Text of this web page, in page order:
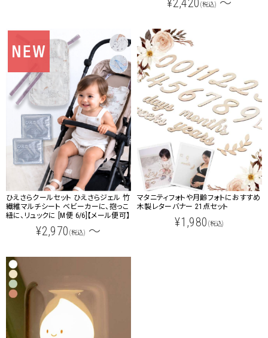
¥2,420 (税込) ～
ひえさらクールセット ひえさらジェル 竹
繊維マルチシート ベビーカーに、抱っこ
紐に、リュックに [M便 6/6]【メール便可】
¥2,970 (税込) ～
マタニティフォトや月齢フォトにおすすめ
木製レターバナー 21点セット
¥1,980 (税込)